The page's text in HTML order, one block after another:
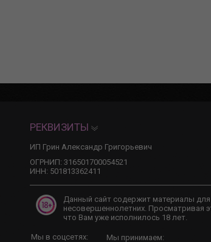
РЕКВИЗИТЫ
ИП Грин Александр Григорьевич
ОГРНИП: 316501700054521
ИНН: 501813362411
Данный сайт содержит материалы
несовершеннолетних. Просматривая
что Вам уже исполнилось 18 лет.
Мы в соцсетях: Мы принимаем: